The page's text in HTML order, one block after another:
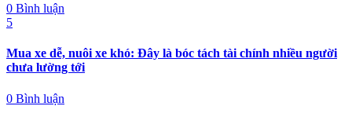
0 Bình luận
5
Mua xe dễ, nuôi xe khó: Đây là bóc tách tài chính nhiều người
chưa lường tới
0 Bình luận